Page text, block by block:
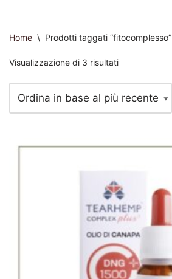
Home \ Prodotti taggati “fitocomplesso”
Visualizzazione di 3 risultati